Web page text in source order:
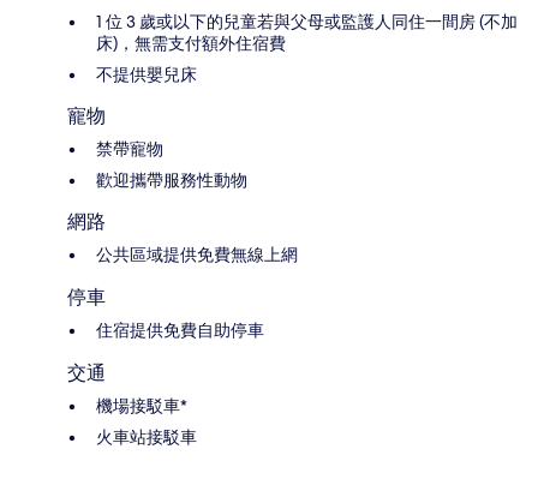
1 位 3 歲或以下的兒童若與父母或監護人同住一間房 (不加
床)，無需支付額外住宿費
不提供嬰兒床
寵物
禁帶寵物
歡迎攜帶服務性動物
網路
公共區域提供免費無線上網
停車
住宿提供免費自助停車
交通
機場接駁車*
火車站接駁車